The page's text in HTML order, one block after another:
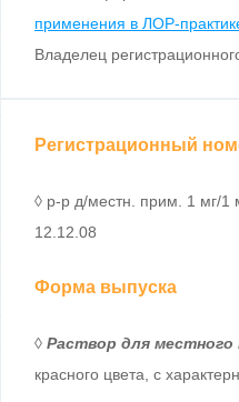
применения в ЛОР-
Владелец
Регистрационный
◊ р-р д/местн. прим. 1 мг/
12.12.08
Форма выпуска
◊ Раствор для местного
красного цвета, с